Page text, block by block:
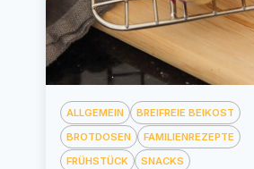
ALLGEMEIN
BREIFREIE BEIKOST
BROTDOSEN
FAMILIENREZEPTE
FRÜHSTÜCK
SNACKS